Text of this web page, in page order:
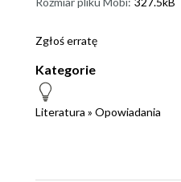
Zgłoś erratę
Kategorie
Literatura » Opowiadania